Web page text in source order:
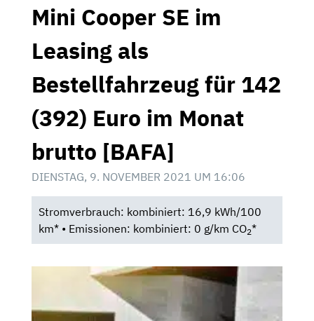
Mini Cooper SE im
Leasing als
Bestellfahrzeug für 142
(392) Euro im Monat
brutto [BAFA]
DIENSTAG, 9. NOVEMBER 2021 UM 16:06
Stromverbrauch: kombiniert: 16,9 kWh/100
km* • Emissionen: kombiniert: 0 g/km CO2*